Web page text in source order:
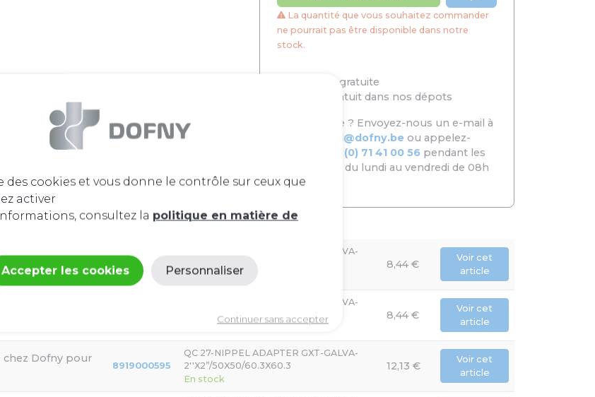
La quantité que vous souhaitez commander
ne pourrait pas être disponible dans notre
stock.
Livraison gratuite
Retrait gratuit dans nos dépots
Besoin d’aide ? Envoyez-nous un e-mail à
commercial@dofny.beou appelez-
+32 (0) 71 41 00 56pendant les
jours ouvrés du lundi au vendredi de 08h
à 16h40.
8919000593
QC 27-NIPPEL ADAPTER GXT-GALVA-
1¼”X1¼''/32X32/42.2X42.4
En stock
8,44 €
Voir cet
article
QC 27-NIPPEL ADAPTER GXT-GALVA-
1½”X1½''/40X40/48.3X48.3
8,44 €
Voir cet
article
8919000595
QC 27-NIPPEL ADAPTER GXT-GALVA-
2''X2”/50X50/60.3X60.3
En stock
12,13 €
Voir cet
article
des cookies et vous donne le contrôle sur ceux que
activer
consultez la politique en matière de
Accepter les cookies
Continuer sans accepter
Personnaliser